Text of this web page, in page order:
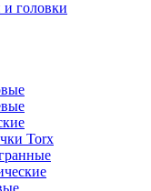
головки
Torx